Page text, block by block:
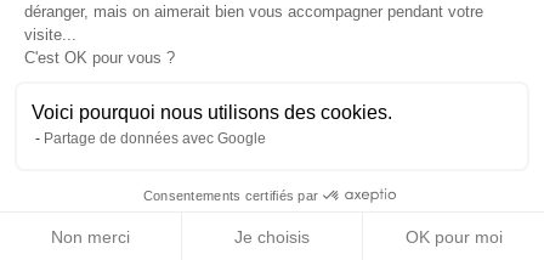
À L'HORIZON 2025
©2026 Plusse. Tous droits réservés.
Mentions légales & CGUPolitique de confidentialité
déranger, mais on aimerait bien vous accompagner pendant votre
visite...
C'est OK pour vous ?
Voici pourquoi nous utilisons des cookies.
Partage de données avec Google
Consentements certifiés par
Non merci Je choisis OK pour moi